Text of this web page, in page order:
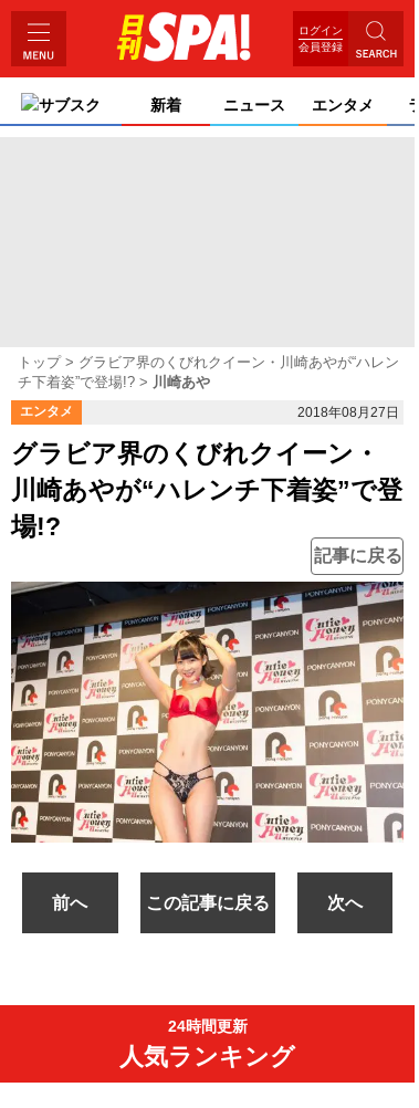
ログイン
会員登録
サブスク 新着 ニュース エンタメ
トップ
グラビア界のくびれクイーン・川崎あやが“ハレン
チ下着姿”で登場!?
川崎あや
エンタメ 2018年08月27日
グラビア界のくびれクイーン・
川崎あやが“ハレンチ下着姿”で登
場!?
記事に戻る
前へ この記事に戻る 次へ
24時間更新
人気ランキング